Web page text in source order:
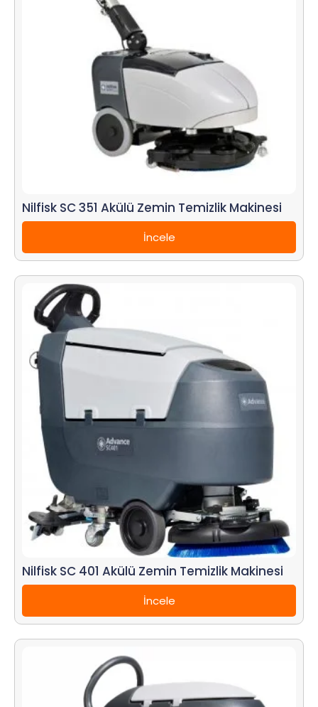
Nilfisk SC 351 Akülü Zemin Temizlik Makinesi
İncele
Nilfisk SC 401 Akülü Zemin Temizlik Makinesi
İncele